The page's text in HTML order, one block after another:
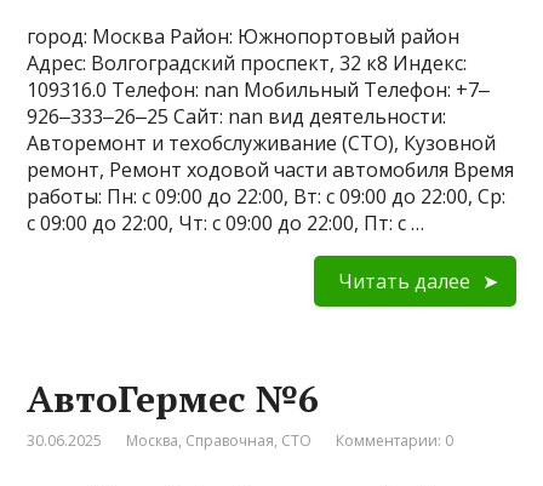
город: Москва Район: Южнопортовый район
Адрес: Волгоградский проспект, 32 к8 Индекс:
109316.0 Телефон: nan Мобильный Телефон: +7‒
926‒333‒26‒25 Сайт: nan вид деятельности:
Авторемонт и техобслуживание (СТО), Кузовной
ремонт, Ремонт ходовой части автомобиля Время
работы: Пн: с 09:00 до 22:00, Вт: с 09:00 до 22:00, Ср:
с 09:00 до 22:00, Чт: с 09:00 до 22:00, Пт: с …
Читать далее
АвтоГермес №6
30.06.2025 Москва, Справочная, СТО Комментарии: 0